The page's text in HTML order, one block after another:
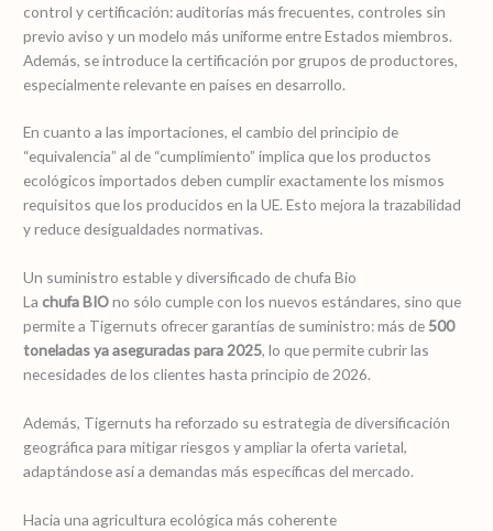
control y certificación: auditorías más frecuentes, controles sin
previo aviso y un modelo más uniforme entre Estados miembros.
Además, se introduce la certificación por grupos de productores,
especialmente relevante en países en desarrollo.
En cuanto a las importaciones, el cambio del principio de
“equivalencia” al de “cumplimiento” implica que los productos
ecológicos importados deben cumplir exactamente los mismos
requisitos que los producidos en la UE. Esto mejora la trazabilidad
y reduce desigualdades normativas.
Un suministro estable y diversificado de chufa Bio
La chufa BIOno sólo cumple con los nuevos estándares, sino que
permite a Tigernuts ofrecer garantías de suministro: más de 500
toneladas ya aseguradas para 2025, lo que permite cubrir las
necesidades de los clientes hasta principio de 2026.
Además, Tigernuts ha reforzado su estrategia de diversificación
geográfica para mitigar riesgos y ampliar la oferta varietal,
adaptándose así a demandas más específicas del mercado.
Hacia una agricultura ecológica más coherente